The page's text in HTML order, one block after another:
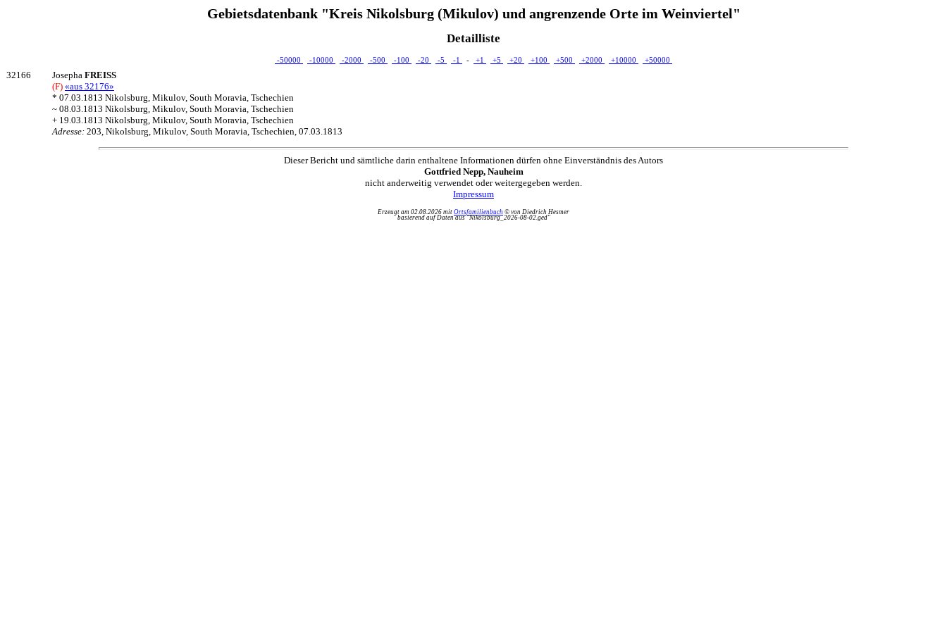
Gebietsdatenbank "Kreis Nikolsburg (Mikulov) und angrenzende Orte im Weinviertel"
Detailliste
-50000 -10000 -2000 -500 -100 -20 -5 -1 - +1 +5 +20 +100 +500 +2000 +10000 +50000
32166 Josepha FREISS
(F) «aus 32176»
* 07.03.1813 Nikolsburg, Mikulov, South Moravia, Tschechien
~ 08.03.1813 Nikolsburg, Mikulov, South Moravia, Tschechien
+ 19.03.1813 Nikolsburg, Mikulov, South Moravia, Tschechien
Adresse: 203, Nikolsburg, Mikulov, South Moravia, Tschechien, 07.03.1813
Dieser Bericht und sämtliche darin enthaltene Informationen dürfen ohne Einverständnis des Autors
Gottfried Nepp, Nauheim
nicht anderweitig verwendet oder weitergegeben werden.
Impressum
Erzeugt am 02.08.2026 mit Ortsfamilienbuch © von Diedrich Hesmer
basierend auf Daten aus "Nikolsburg_2026-08-02.ged"